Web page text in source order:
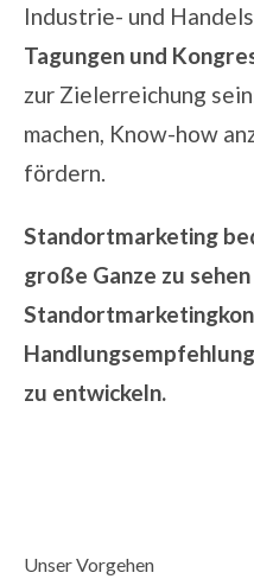
Industrie- und
Tagungen und
zur Zielerreichung
machen, Know-how
fördern.
Standortmarketing
große Ganze zu
zu entwickeln.
Unser Vorgehen